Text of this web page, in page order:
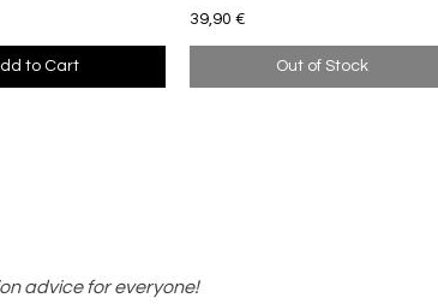
to Cart
39,90 €
Out of Stock
advice for everyone!